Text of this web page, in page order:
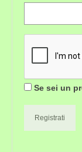
Se sei un
Registrati